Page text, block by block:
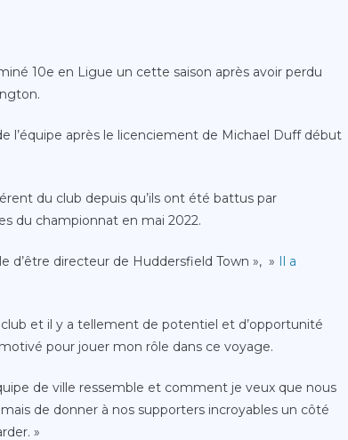
10e en Ligue un cette saison après avoir perdu
l’équipe après le licenciement de Michael Duff début
du club depuis qu’ils ont été battus par
du championnat en mai 2022.
d’être directeur de Huddersfield Town », » Il a
et il y a tellement de potentiel et d’opportunité
pour jouer mon rôle dans ce voyage.
de ville ressemble et comment je veux que nous
de donner à nos supporters incroyables un côté
»